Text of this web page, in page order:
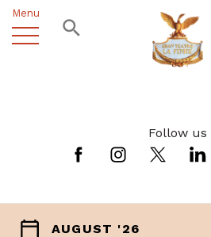
Menu
Follow us
AUGUST '26